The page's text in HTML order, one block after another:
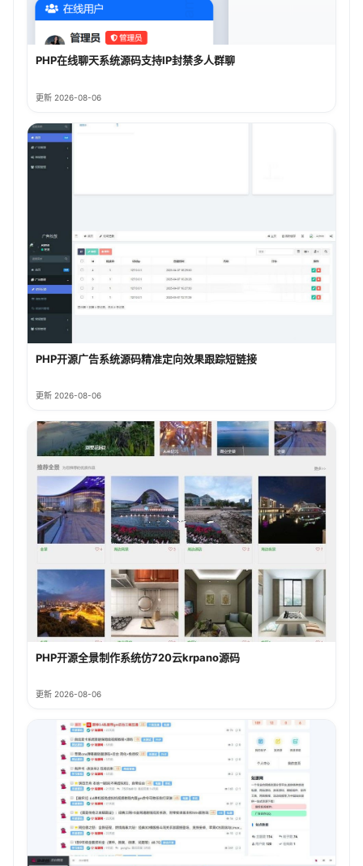
PHP在线聊天系统源码支持IP封禁多人群聊
更新 2026-08-06
PHP开源广告系统源码精准定向效果跟踪短链接
更新 2026-08-06
PHP开源全景制作系统仿720云krpano源码
更新 2026-08-06